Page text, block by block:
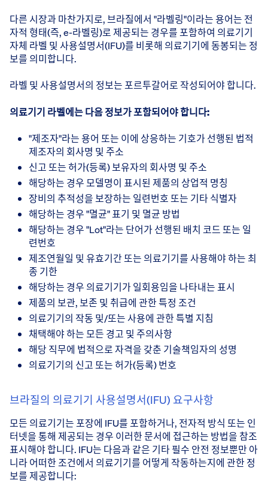
다른 시장과 마찬가지로, 브라질에서 "라벨링"이라는 용어는 전
자적 형태(즉, e-라벨링)로 제공되는 경우를 포함하여 의료기기
자체 라벨 및 사용설명서(IFU)를 비롯해 의료기기에 동봉되는 정
보를 의미합니다.
라벨 및 사용설명서의 정보는 포르투갈어로 작성되어야 합니다.
의료기기 라벨에는 다음 정보가 포함되어야 합니다:
"제조자"라는 용어 또는 이에 상응하는 기호가 선행된 법적
제조자의 회사명 및 주소
신고 또는 허가(등록) 보유자의 회사명 및 주소
해당하는 경우 모델명이 표시된 제품의 상업적 명칭
장비의 추적성을 보장하는 일련번호 또는 기타 식별자
해당하는 경우 "멸균" 표기 및 멸균 방법
해당하는 경우 "Lot"라는 단어가 선행된 배치 코드 또는 일
련번호
제조연월일 및 유효기간 또는 의료기기를 사용해야 하는 최
종 기한
해당하는 경우 의료기기가 일회용임을 나타내는 표시
제품의 보관, 보존 및 취급에 관한 특정 조건
의료기기의 작동 및/또는 사용에 관한 특별 지침
채택해야 하는 모든 경고 및 주의사항
해당 직무에 법적으로 자격을 갖춘 기술책임자의 성명
의료기기의 신고 또는 허가(등록) 번호
브라질의 의료기기 사용설명서(IFU) 요구사항
모든 의료기기는 포장에 IFU를 포함하거나, 전자적 방식 또는 인
터넷을 통해 제공되는 경우 이러한 문서에 접근하는 방법을 참조
표시해야 합니다. IFU는 다음과 같은 기타 필수 안전 정보뿐만 아
니라 어떠한 조건에서 의료기기를 어떻게 작동하는지에 관한 정
보를 제공합니다: